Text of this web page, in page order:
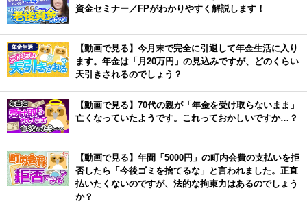
資金セミナー／FPがわかりやすく解説します！
【動画で見る】今月末で完全に引退して年金生活に入り
ます。年金は「月20万円」の見込みですが、どのくらい
天引きされるのでしょう？
【動画で見る】70代の親が「年金を受け取らないまま」
亡くなっていたようです。これっておかしいですか…？
【動画で見る】年間「5000円」の町内会費の支払いを拒
否したら「今後ゴミを捨てるな」と言われました。正直
払いたくないのですが、法的な拘束力はあるのでしょう
か？